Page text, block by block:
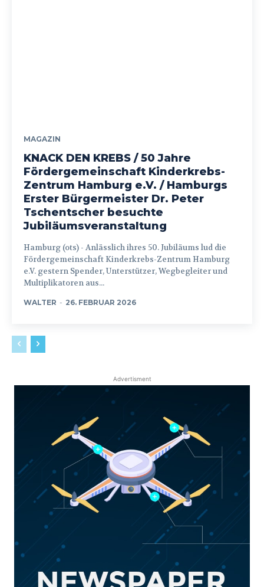
MAGAZIN
KNACK DEN KREBS / 50 Jahre
Fördergemeinschaft Kinderkrebs-
Zentrum Hamburg e.V. / Hamburgs
Erster Bürgermeister Dr. Peter
Tschentscher besuchte
Jubiläumsveranstaltung
Hamburg (ots) - Anlässlich ihres 50. Jubiläums lud die
Fördergemeinschaft Kinderkrebs-Zentrum Hamburg
e.V. gestern Spender, Unterstützer, Wegbegleiter und
Multiplikatoren aus...
WALTER - 26. FEBRUAR 2026
Advertisment